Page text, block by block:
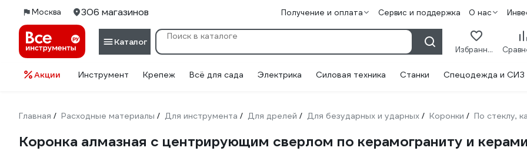
Москва 306 магазинов Получение и оплата Сервис и поддержка О нас
Каталог
Избранное
Акции Инструмент Крепеж Всё для сада Электрика Силовая техника Станки Спецодежда и СИЗ
Главная / Расходные материалы / Для инструмента / Для дрелей / Для безударных и ударных / Коронки / По стеклу,
Коронка алмазная с центрирующим сверлом по керамограниту и